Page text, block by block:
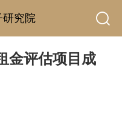
研究院
金评估项目成